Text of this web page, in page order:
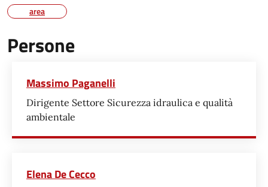
area
Persone
Massimo Paganelli
Dirigente Settore Sicurezza idraulica e qualità
ambientale
Elena De Cecco